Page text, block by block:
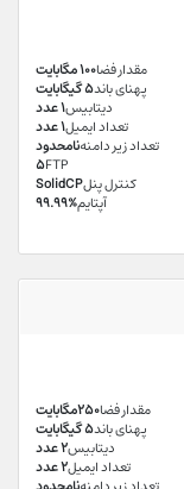
100 مگابایتمقدار فضا
5 گیگابایتپهنای باند
1 عدددیتابیس
1 عددتعداد ایمیل
نامحدودتعداد زیر دامنه
5FTP
SolidCPکنترل پنل
99.99%آپتایم
250مگابایتمقدار فضا
5 گیگابایتپهنای باند
2 عدددیتابیس
2 عددتعداد ایمیل